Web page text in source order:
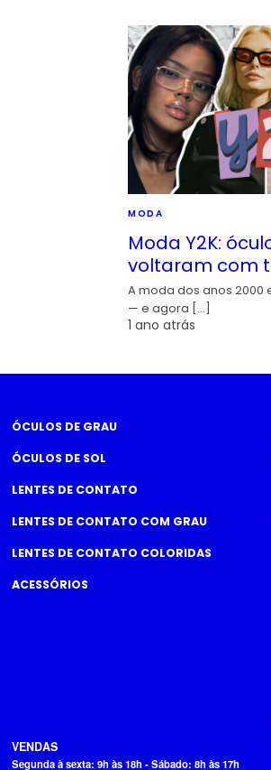
MODA
Moda Y2K:
voltaram com
A moda dos anos 2000
— e agora […]
1 ano atrás
ÓCULOS DE GRAU
ÓCULOS DE SOL
LENTES DE CONTATO
LENTES DE CONTATO COM GRAU
LENTES DE CONTATO COLORIDAS
ACESSÓRIOS
VENDAS
Segunda à sexta: 9h às 18h - Sábado: 8h às 17h